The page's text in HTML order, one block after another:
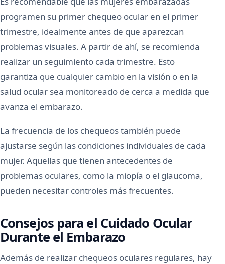
programen su primer chequeo ocular en el primer
trimestre, idealmente antes de que aparezcan
problemas visuales. A partir de ahí, se recomienda
realizar un seguimiento cada trimestre. Esto
garantiza que cualquier cambio en la visión o en la
salud ocular sea monitoreado de cerca a medida que
avanza el embarazo.
La frecuencia de los chequeos también puede
ajustarse según las condiciones individuales de cada
mujer. Aquellas que tienen antecedentes de
problemas oculares, como la miopía o el glaucoma,
pueden necesitar controles más frecuentes.
Consejos para el Cuidado Ocular
Durante el Embarazo
Además de realizar chequeos oculares regulares, hay